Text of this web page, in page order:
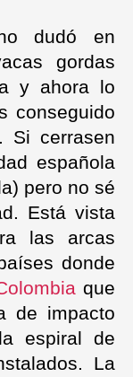
dudó en
gordas
y ahora lo
conseguido
Si cerrasen
española
pero no sé
Está vista
las arcas
donde
que
de impacto
espiral de
La